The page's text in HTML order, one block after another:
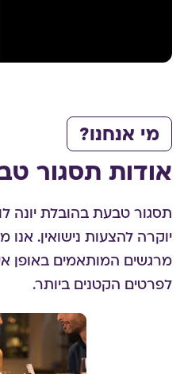
מי אנחנו?
אודות תסגור
תסגור טבעת בהובלת יונה
יוקרה להצעות נישואין.
מרגשים המותאמים באופן
לפרטים הקטנים ביותר.